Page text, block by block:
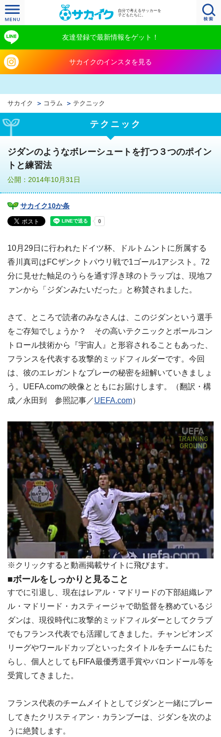
自分で考えるサッカーを
子どもたちに。
友達登録で最新情報をゲット！
サカイクのインスタを見る
サカイク コラム テクニック
テクニック
ジダンのようなボレーシュートを打つ３つのポイン
トと練習法
公開：2014年10月31日
サカイク10か条
10月29日に行われたドイツ杯、ドルトムントに所属する
香川真司はFCザンクトパウリ戦で1ゴール1アシスト。72
分に見せた軸足のうらを通す浮き球のトラップは、現地フ
ァンから「ジダンみたいだった」と称賛されました。
さて、ところで読者のみなさんは、このジダンという選手
をご存知でしょうか？ その高いテクニックとボールコン
トロール技術から『宇宙人』と形容されることもあった、
フランスを代表する攻撃的ミッドフィルダーです。今回
は、彼のエレガントなプレーの秘密を紐解いていきましょ
う。UEFA.comの映像とともにお届けします。（翻訳・構
成／永田到 参照記事／UEFA.com）
※クリックすると動画掲載サイトに飛びます。
■ボールをしっかりと見ること
すでに引退し、現在はレアル・マドリードの下部組織レア
ル・マドリード・カスティージャで助監督を務めているジ
ダンは、現役時代に攻撃的ミッドフィルダーとしてクラブ
でもフランス代表でも活躍してきました。チャンピオンズ
リーグやワールドカップといったタイトルをチームにもた
らし、個人としてもFIFA最優秀選手賞やバロンドール等を
受賞してきました。
フランス代表のチームメイトとしてジダンと一緒にプレー
してきたクリスティアン・カランブーは、ジダンを次のよ
うに絶賛します。